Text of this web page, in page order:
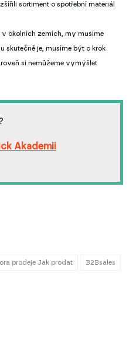
sortiment o spotřební materiál
v okolních zemích, my musíme
skutečně je, musíme být o krok
si nemůžeme vymýšlet
Akademii
prodeje Jak prodat B2Bsales